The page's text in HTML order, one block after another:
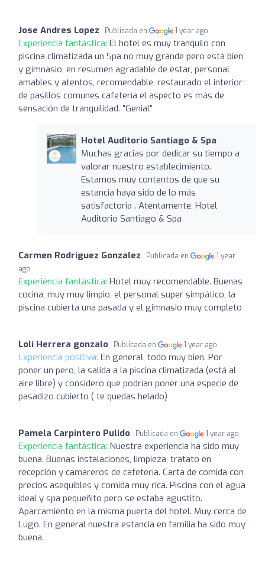
Jose Andres Lopez Publicada en 1 year ago
Experiencia fantástica: El hotel es muy tranquilo con
piscina climatizada un Spa no muy grande pero está bien
y gimnasio, en resumen agradable de estar, personal
amables y atentos, recomendable, restaurado el interior
de pasillos comunes cafetería el aspecto es más de
sensación de tranquilidad. "Genial"
Hotel Auditorio Santiago & Spa
Muchas gracias por dedicar su tiempo a
valorar nuestro establecimiento.
Estamos muy contentos de que su
estancia haya sido de lo más
satisfactoria . Atentamente, Hotel
Auditorio Santiago & Spa
Carmen Rodriguez Gonzalez Publicada en
1 year
ago
Experiencia fantástica: Hotel muy recomendable. Buenas
cocina, muy muy limpio, el personal super simpático, la
piscina cubierta una pasada y el gimnasio muy completo
Loli Herrera gonzalo Publicada en 1 year ago
Experiencia positiva: En general, todo muy bien. Por
poner un pero, la salida a la piscina climatizada (está al
aire libre) y considero que podrían poner una especie de
pasadizo cubierto ( te quedas helado)
Pamela Carpintero Pulido Publicada en 1 year ago
Experiencia fantástica: Nuestra experiencia ha sido muy
buena. Buenas instalaciones, limpieza, tratato en
recepción y camareros de cafetería. Carta de comida con
precios asequibles y comida muy rica. Piscina con el agua
ideal y spa pequeñito pero se estaba agustito.
Aparcamiento en la misma puerta del hotel. Muy cerca de
Lugo. En general nuestra estancia en familia ha sido muy
buena.